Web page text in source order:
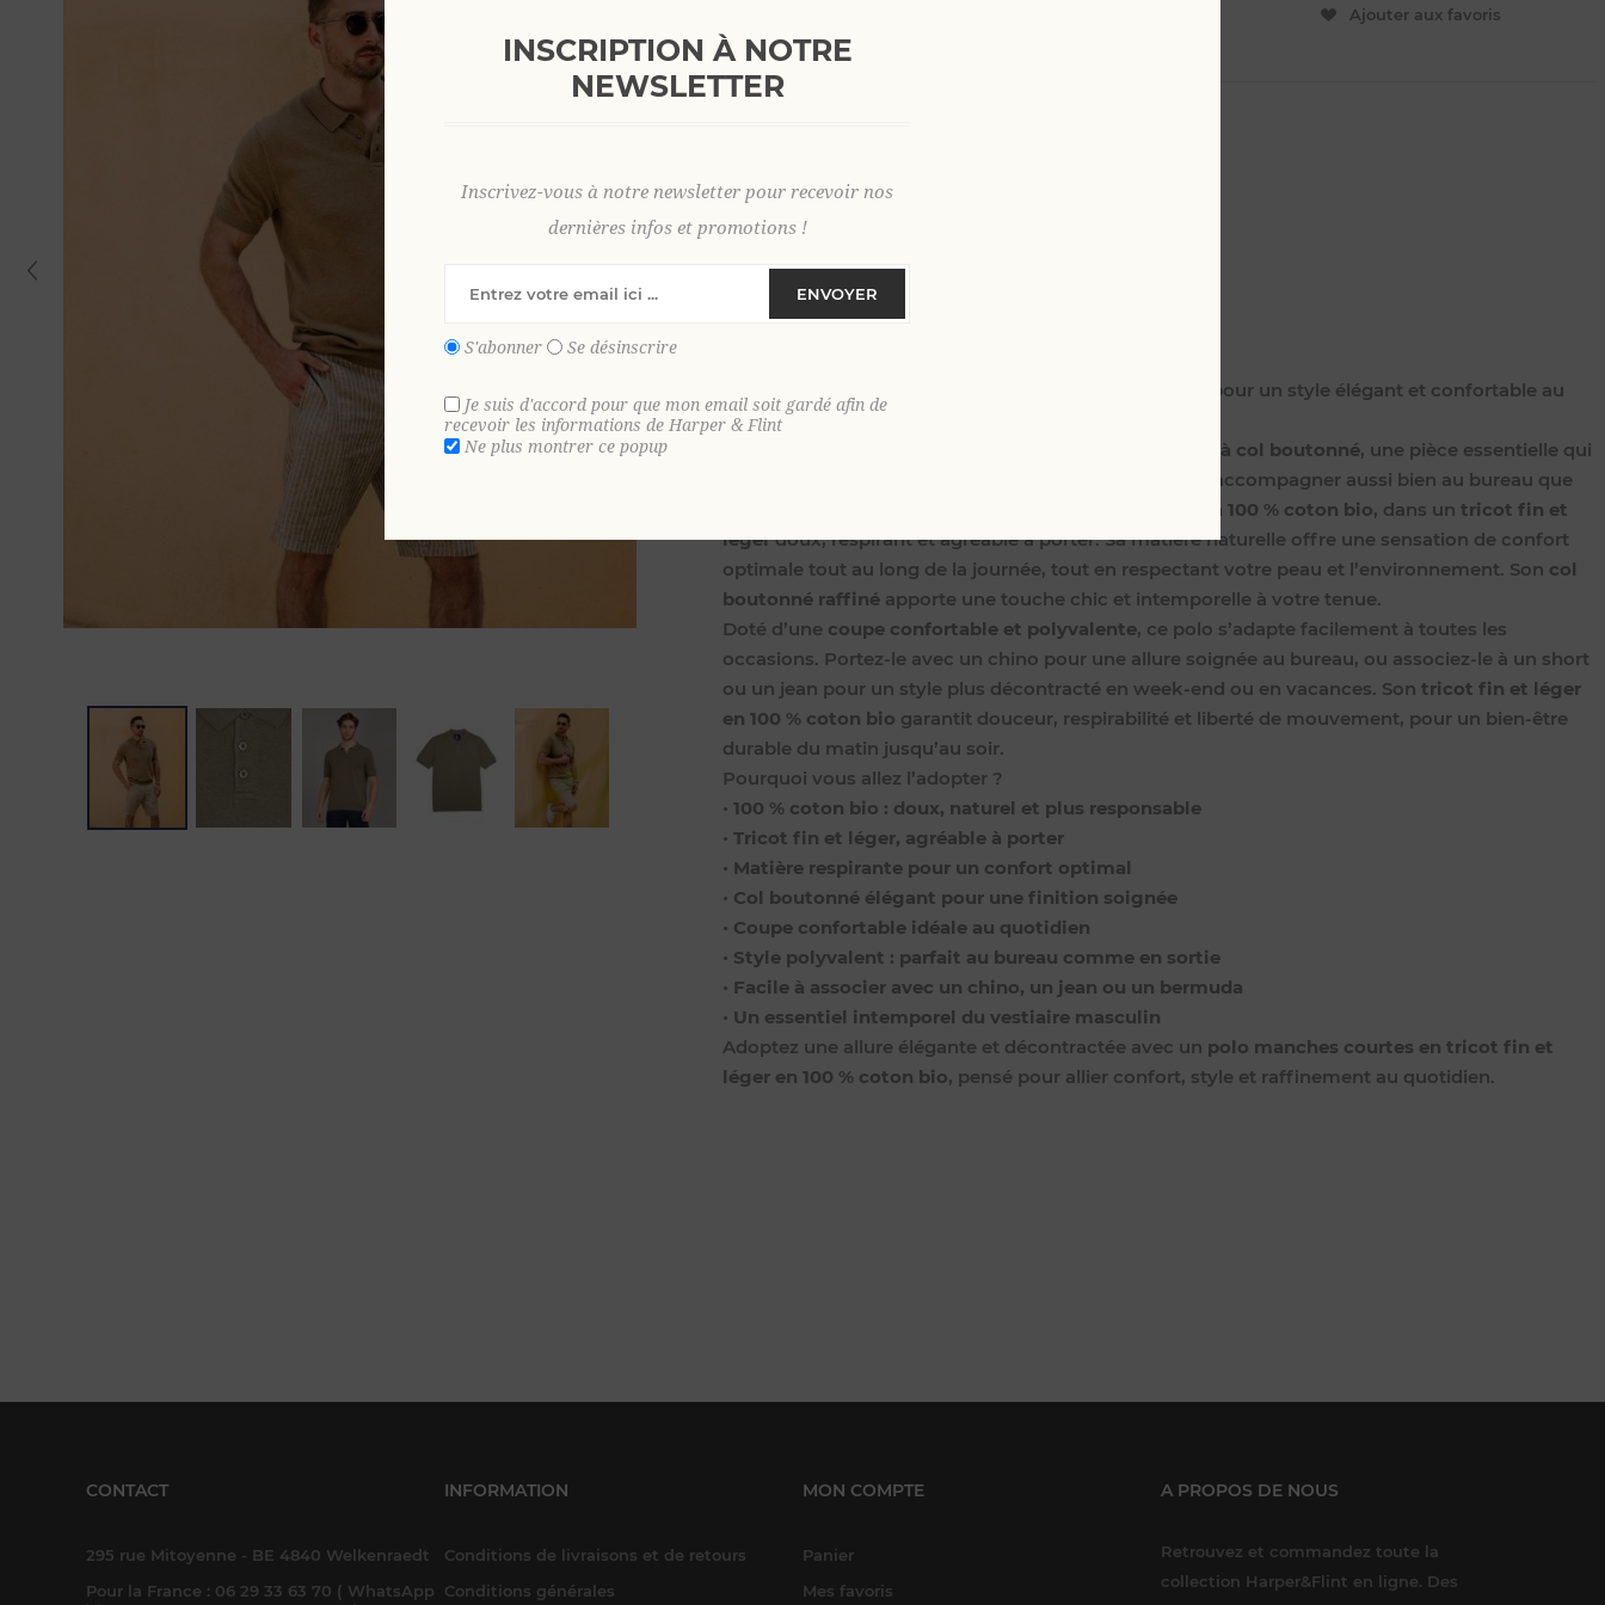
Ajouter aux favoris
9306621039995
Le polo manches courtes en tricot fin et léger, parfait pour un style élégant et confortable au
quotidien
polo manches courtes à col boutonné, une pièce essentielle qui
allie confort, élégance et modernité. Pensé pour vous accompagner aussi bien au bureau que
durant vos moments de détente, il est confectionné en100 % coton bio, dans untricot fin et
légerdoux, respirant et agréable à porter. Sa matière naturelle offre une sensation de confort
optimale tout au long de la journée, tout en respectant votre peau et l’environnement. Son col
boutonné raffiné apporte une touche chic et intemporelle à votre tenue.
Doté d’une coupe confortable et polyvalente, ce polo s’adapte facilement à toutes les
occasions. Portez-le avec un chino pour une allure soignée au bureau, ou associez-le à un short
ou un jean pour un style plus décontracté en week-end ou en vacances. Sontricot fin et léger
en 100 % coton bio garantit douceur, respirabilité et liberté de mouvement, pour un bien-être
durable du matin jusqu’au soir.
Pourquoi vous allez l’adopter ?
•100 % coton bio : doux, naturel et plus responsable
•Tricot fin et léger, agréable à porter
• Matière respirante pour un confort optimal
• Col boutonné élégant pour une finition soignée
• Coupe confortable idéale au quotidien
• Style polyvalent : parfait au bureau comme en sortie
• Facile à associer avec un chino, un jean ou un bermuda
• Un essentiel intemporel du vestiaire masculin
Adoptez une allure élégante et décontractée avec un polo manches courtes en tricot fin et
léger en 100 % coton bio, pensé pour allier confort, style et raffinement au quotidien.
CONTACT
295 rue Mitoyenne - BE 4840 Welkenraedt
Pour la France : 06 29 33 63 70 ( WhatsApp
INFORMATION
Conditions de livraisons et de retours
Conditions générales
MON COMPTE
Panier
Mes favoris
A PROPOS DE NOUS
Retrouvez et commandez toute la
collection Harper&Flint en ligne. Des
INSCRIPTION À NOTRE
NEWSLETTER
Inscrivez-vous à notre newsletter pour recevoir nos
dernières infos et promotions !
ENVOYER
S'abonner Se désinscrire
Je suis d'accord pour que mon email soit gardé afin de
recevoir les informations de Harper & Flint
Ne plus montrer ce popup